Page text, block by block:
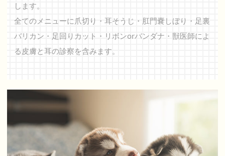
します。
全てのメニューに爪切り・耳そうじ・肛門嚢しぼり・足裏
バリカン・足回りカット・リボンorバンダナ・ 獣医師によ
る皮膚と耳の診察を含みます。